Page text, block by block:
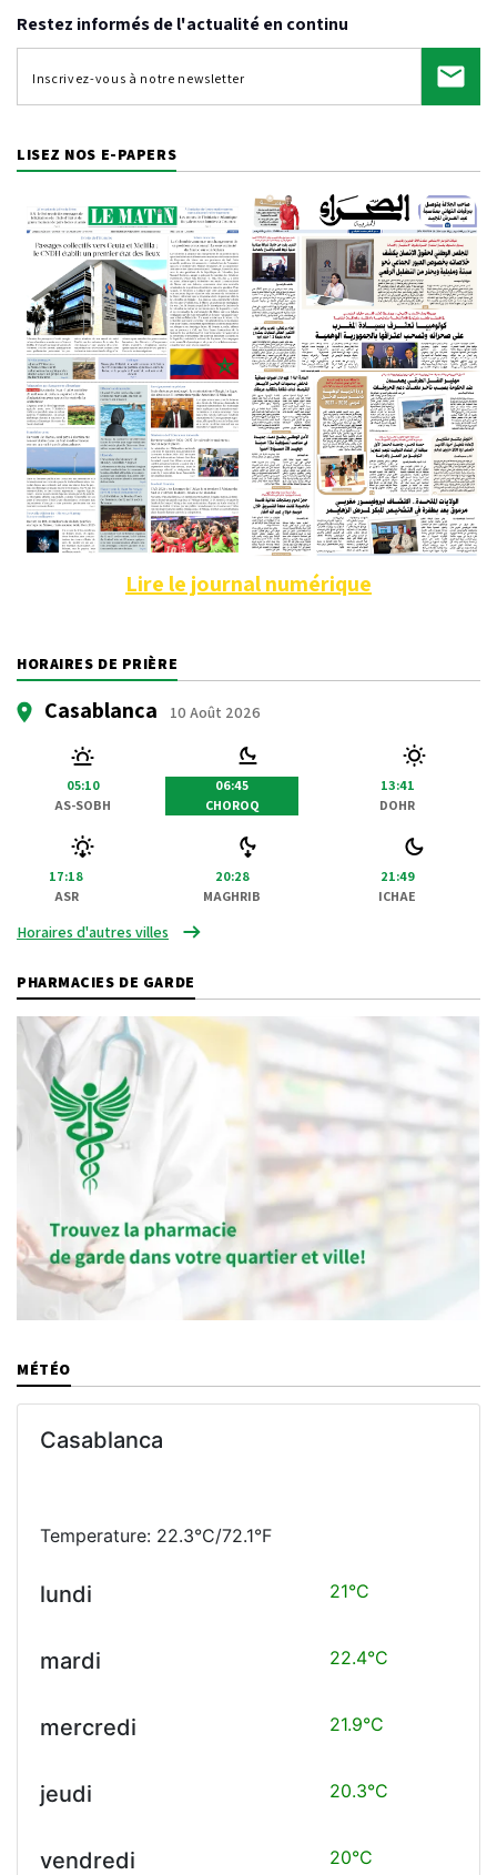
Restez informés de l'actualité en continu
LISEZ NOS E-PAPERS
Lire le journal numérique
HORAIRES DE PRIÈRE
Casablanca 10 Août 2026
05:10
AS-SOBH
06:45
CHOROQ
13:41
DOHR
17:18
ASR
20:28
MAGHRIB
21:49
ICHAE
Horaires d'autres villes
PHARMACIES DE GARDE
MÉTÉO
Casablanca
Temperature: 22.3°C/72.1°F
lundi 21°C
mardi 22.4°C
mercredi 21.9°C
jeudi 20.3°C
vendredi 20°C